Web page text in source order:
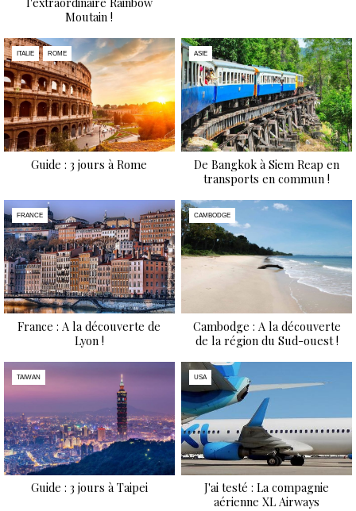
Moutain !
ITALIE ROME
Guide : 3 jours à Rome
ASIE
De Bangkok à Siem Reap en
transports en commun !
FRANCE
France : A la découverte de
Lyon !
CAMBODGE
Cambodge : A la découverte
de la région du Sud-ouest !
TAIWAN
Guide : 3 jours à Taipei
USA
J'ai testé : La compagnie
aérienne XL Airways